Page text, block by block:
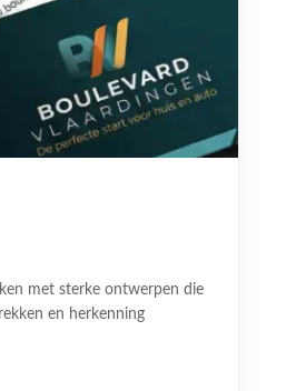
met sterke ontwerpen die
en herkenning